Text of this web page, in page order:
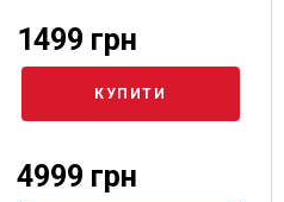
1499 грн
КУПИТИ
4999 грн